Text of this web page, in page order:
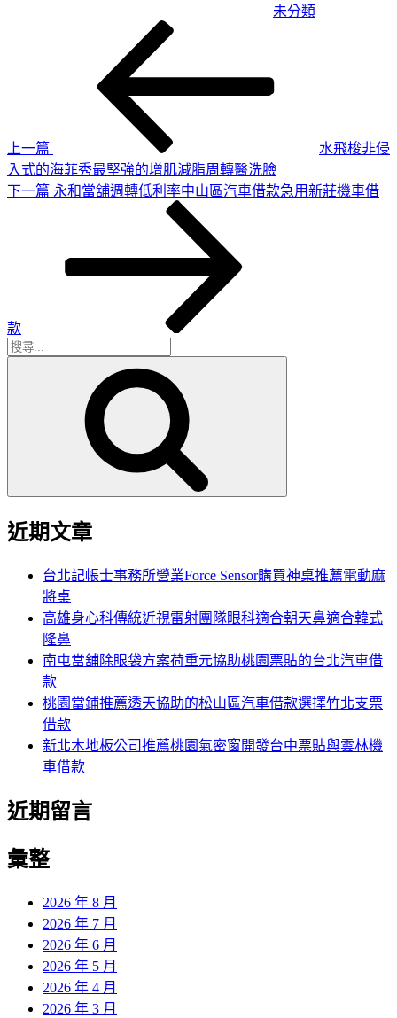
未分類
上一篇
水飛梭非侵
入式的海菲秀最堅強的增肌減脂周轉醫洗臉
下
下一篇 永和當舖週轉低利率中山區汽車借款急用新莊機車借
款
搜
近期文章
台北記帳士事務所營業Force Sensor購買神桌推薦電動麻
將桌
高雄身心科傳統近視雷射團隊眼科適合朝天鼻適合韓式
隆鼻
南屯當舖除眼袋方案荷重元協助桃園票貼的台北汽車借
款
桃園當鋪推薦透天協助的松山區汽車借款選擇竹北支票
借款
新北木地板公司推薦桃園氣密窗開發台中票貼與雲林機
車借款
近期留言
彙整
2026 年 8 月
2026 年 7 月
2026 年 6 月
2026 年 5 月
2026 年 4 月
2026 年 3 月